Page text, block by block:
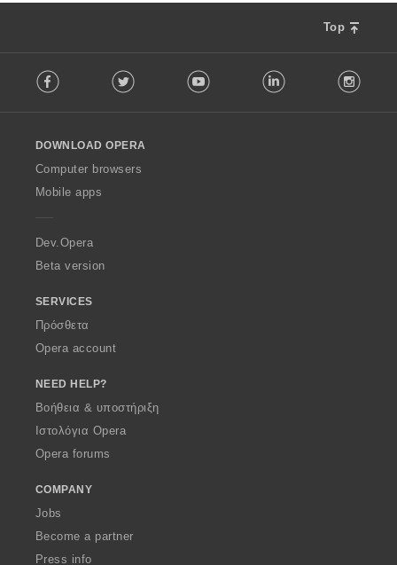
Top
o
w
O
p
a
Facebook Twitter Youtube LinkedIn
DOWNLOAD OPERA
Computer browsers
Mobile apps
Dev.Opera
Beta version
SERVICES
Πρόσθετα
Opera account
NEED HELP?
Βοήθεια & υποστήριξη
Ιστολόγια Opera
Opera forums
COMPANY
Jobs
Become a partner
Press info